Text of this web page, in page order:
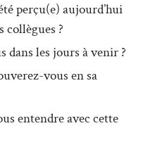
perçu(e) aujourd’hui
collègues ?
les jours à venir ?
vous en sa
entendre avec cette